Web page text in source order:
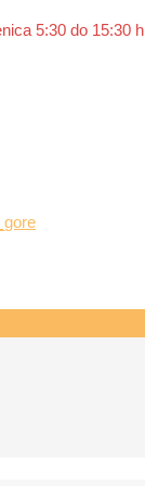
5:30 do 15:30 h